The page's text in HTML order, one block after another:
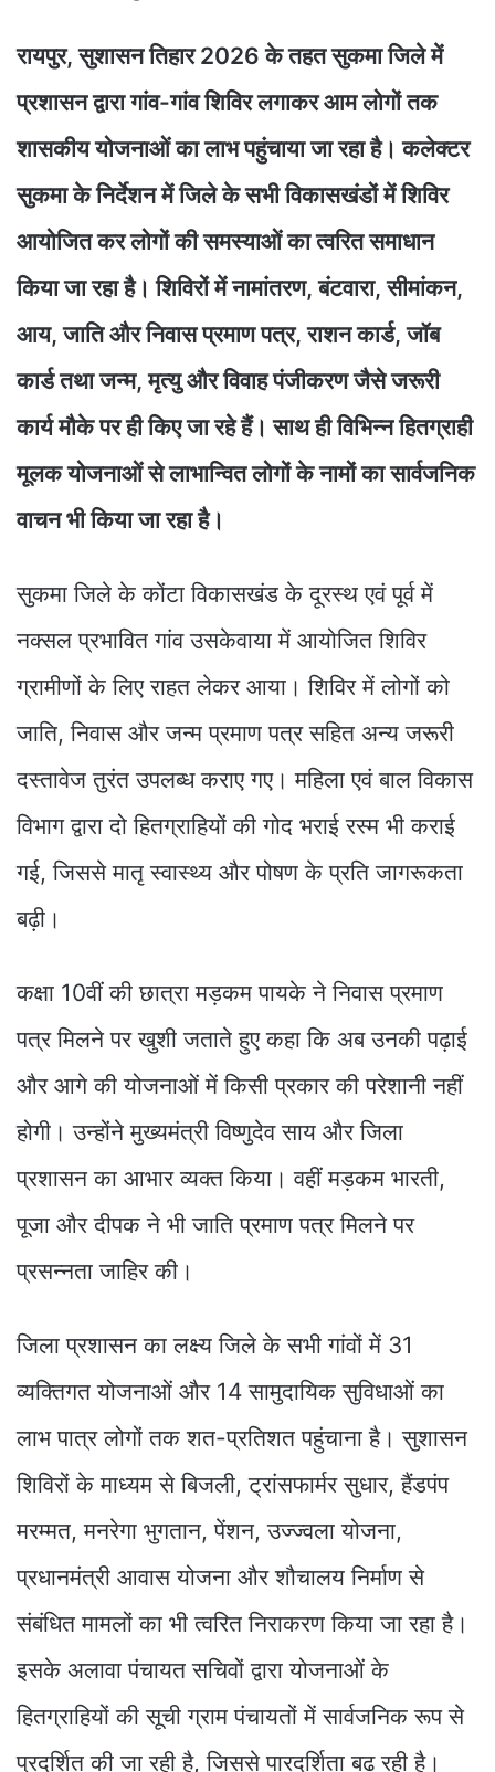
रायपुर, सुशासन तिहार 2026 के तहत सुकमा जिले में
प्रशासन द्वारा गांव-गांव शिविर लगाकर आम लोगों तक
शासकीय योजनाओं का लाभ पहुंचाया जा रहा है। कलेक्टर
सुकमा के निर्देशन में जिले के सभी विकासखंडों में शिविर
आयोजित कर लोगों की समस्याओं का त्वरित समाधान
किया जा रहा है। शिविरों में नामांतरण, बंटवारा, सीमांकन,
आय, जाति और निवास प्रमाण पत्र, राशन कार्ड, जॉब
कार्ड तथा जन्म, मृत्यु और विवाह पंजीकरण जैसे जरूरी
कार्य मौके पर ही किए जा रहे हैं। साथ ही विभिन्न हितग्राही
मूलक योजनाओं से लाभान्वित लोगों के नामों का सार्वजनिक
वाचन भी किया जा रहा है।
सुकमा जिले के कोंटा विकासखंड के दूरस्थ एवं पूर्व में
नक्सल प्रभावित गांव उसकेवाया में आयोजित शिविर
ग्रामीणों के लिए राहत लेकर आया। शिविर में लोगों को
जाति, निवास और जन्म प्रमाण पत्र सहित अन्य जरूरी
दस्तावेज तुरंत उपलब्ध कराए गए। महिला एवं बाल विकास
विभाग द्वारा दो हितग्राहियों की गोद भराई रस्म भी कराई
गई, जिससे मातृ स्वास्थ्य और पोषण के प्रति जागरूकता
बढ़ी।
कक्षा 10वीं की छात्रा मड़कम पायके ने निवास प्रमाण
पत्र मिलने पर खुशी जताते हुए कहा कि अब उनकी पढ़ाई
और आगे की योजनाओं में किसी प्रकार की परेशानी नहीं
होगी। उन्होंने मुख्यमंत्री विष्णुदेव साय और जिला
प्रशासन का आभार व्यक्त किया। वहीं मड़कम भारती,
पूजा और दीपक ने भी जाति प्रमाण पत्र मिलने पर
प्रसन्नता जाहिर की।
जिला प्रशासन का लक्ष्य जिले के सभी गांवों में 31
व्यक्तिगत योजनाओं और 14 सामुदायिक सुविधाओं का
लाभ पात्र लोगों तक शत-प्रतिशत पहुंचाना है। सुशासन
शिविरों के माध्यम से बिजली, ट्रांसफार्मर सुधार, हैंडपंप
मरम्मत, मनरेगा भुगतान, पेंशन, उज्ज्वला योजना,
प्रधानमंत्री आवास योजना और शौचालय निर्माण से
संबंधित मामलों का भी त्वरित निराकरण किया जा रहा है।
इसके अलावा पंचायत सचिवों द्वारा योजनाओं के
हितग्राहियों की सूची ग्राम पंचायतों में सार्वजनिक रूप से
प्रदर्शित की जा रही है, जिससे पारदर्शिता बढ़ रही है।